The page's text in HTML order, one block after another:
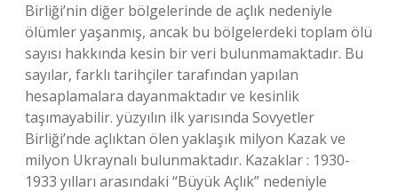
Birliği’nin diğer bölgelerinde de açlık nedeniyle
ölümler yaşanmış, ancak bu bölgelerdeki toplam ölü
sayısı hakkında kesin bir veri bulunmamaktadır. Bu
sayılar, farklı tarihçiler tarafından yapılan
hesaplamalara dayanmaktadır ve kesinlik
taşımayabilir. yüzyılın ilk yarısında Sovyetler
Birliği’nde açlıktan ölen yaklaşık milyon Kazak ve
milyon Ukraynalı bulunmaktadır. Kazaklar : 1930-
1933 yılları arasındaki “Büyük Açlık” nedeniyle